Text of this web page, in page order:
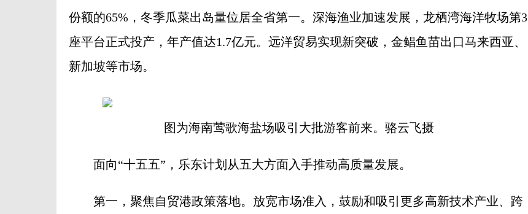
份额的65%，冬季瓜菜出岛量位居全省第一。深海渔业加速发展，龙栖湾海洋牧场第3
座平台正式投产，年产值达1.7亿元。远洋贸易实现新突破，金鲳鱼苗出口马来西亚、
新加坡等市场。
图为海南莺歌海盐场吸引大批游客前来。骆云飞摄
面向“十五五”，乐东计划从五大方面入手推动高质量发展。
第一，聚焦自贸港政策落地。放宽市场准入，鼓励和吸引更多高新技术产业、跨